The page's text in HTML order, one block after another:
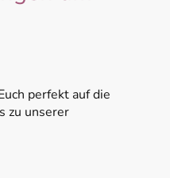
perfekt auf die
zu unserer